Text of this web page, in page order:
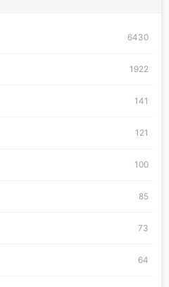
6430
1922
141
121
100
85
73
64